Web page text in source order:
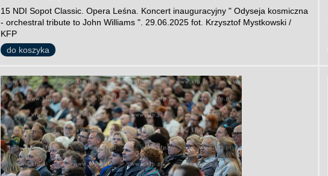
15 NDI Sopot Classic. Opera Leśna. Koncert inauguracyjny " Odyseja kosmiczna
- orchestral tribute to John Williams ". 29.06.2025 fot. Krzysztof Mystkowski /
KFP
do koszyka